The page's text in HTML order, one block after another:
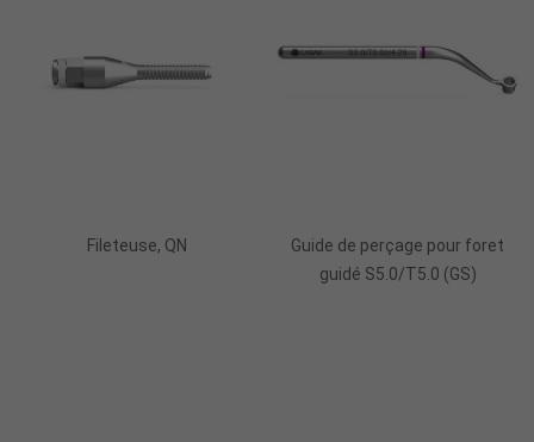
Fileteuse, QN
Guide de perçage pour foret
guidé S5.0/T5.0 (GS)